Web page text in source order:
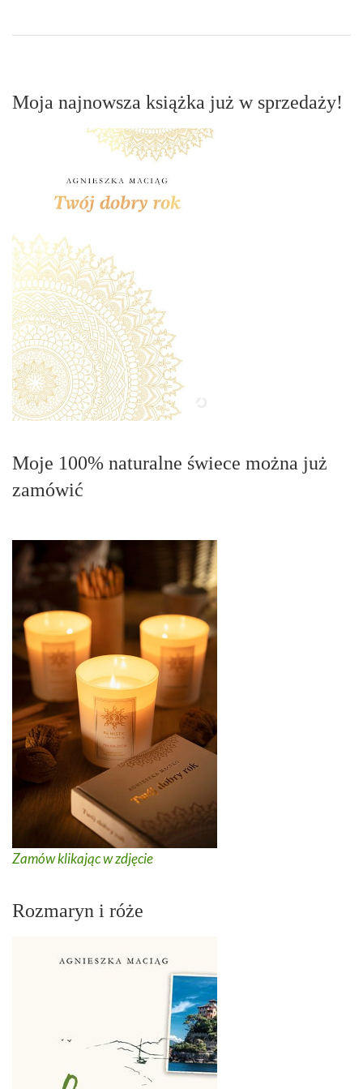
Moja najnowsza książka już w sprzedaży!
Moje 100% naturalne świece można już
zamówić
Zamów klikając w zdjęcie
Rozmaryn i róże